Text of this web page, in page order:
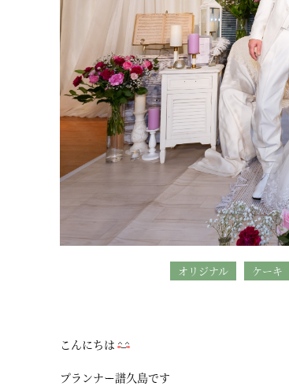
オリジナル ケーキ
こんにちは
プランナー譜久島です